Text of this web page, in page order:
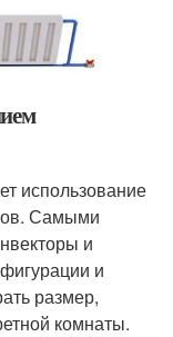
использование
Самыми
и
и
размер,
комнаты.